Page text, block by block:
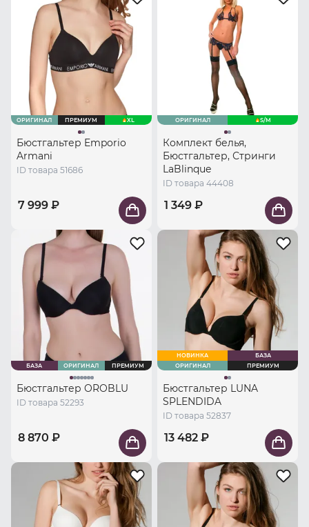
ОРИГИНАЛ ПРЕМИУМ XL
Бюстгальтер Emporio
Armani
ID товара 51686
7 999 ₽
ОРИГИНАЛ S/M
Комплект белья,
Бюстгальтер, Стринги
LaBlinque
ID товара 44408
1 349 ₽
БАЗА ОРИГИНАЛ ПРЕМИУМ
Бюстгальтер OROBLU
ID товара 52293
8 870 ₽
НОВИНКА
БАЗА
ОРИГИНАЛ
ПРЕМИУМ
Бюстгальтер LUNA
SPLENDIDA
ID товара 52837
13 482 ₽